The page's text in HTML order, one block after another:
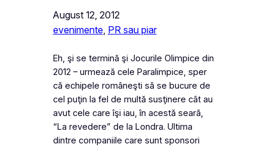
August 12, 2012
evenimente, PR sau piar
Eh, şi se termină şi Jocurile Olimpice din
2012 – urmează cele Paralimpice, sper
că echipele româneşti să se bucure de
cel puţin la fel de multă susţinere cât au
avut cele care îşi iau, în acestă seară,
“La revedere” de la Londra. Ultima
dintre companiile care sunt sponsori